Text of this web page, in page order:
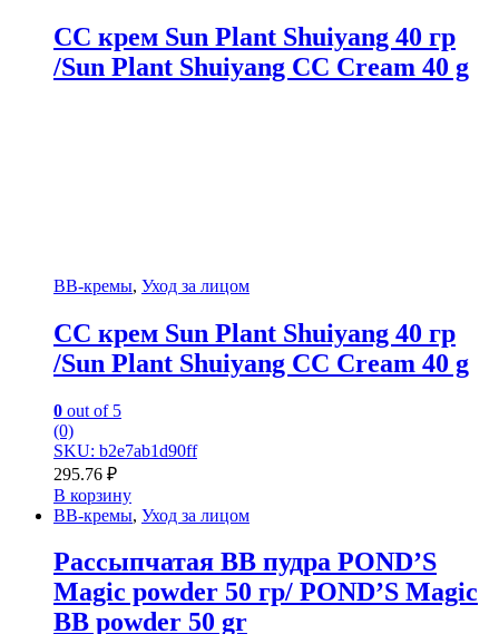
СС крем Sun Plant Shuiyang 40 гр
/Sun Plant Shuiyang CC Cream 40 g
BB-кремы, Уход за лицом
СС крем Sun Plant Shuiyang 40 гр
/Sun Plant Shuiyang CC Cream 40 g
0 out of 5
(0)
SKU: b2e7ab1d90ff
295.76 ₽
В корзину
BB-кремы, Уход за лицом
Рассыпчатая BB пудра POND’S
Magic powder 50 гр/ POND’S Magic
BB powder 50 gr